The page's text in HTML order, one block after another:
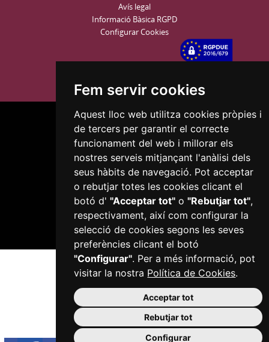
Fem servir cookies
Aquest lloc web utilitza cookies pròpies i
de tercers per garantir el correcte
funcionament del web i millorar els
nostres serveis mitjançant l'anàlisi dels
seus hàbits de navegació. Pot acceptar
o rebutjar totes les cookies clicant el
botó d'"Acceptar tot" o"Rebutjar tot",
respectivament, així com configurar la
selecció de cookies segons les seves
preferències clicant el botó
"Configurar". Per a més informació, pot
visitar la nostra Política de Cookies.
Acceptar tot
Rebutjar tot
Configurar
Avís legal
Informació Bàsica RGPD
Configurar Cookies
Plaça del Mercadal · 43201 Reus
977 010 010
ajuntament@reus.cat |reus.cat